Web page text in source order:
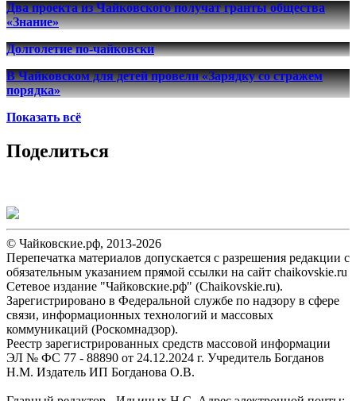
Два проекта из Чайковского получат гранты общества
«Знание»
Долголетие по-чайковски
В Чайковском для детей провели «Зарядку со стражем
порядка»
Показать всё
Поделиться
© Чайковские.рф, 2013-2026
Перепечатка материалов допускается с разрешения редакции с
обязательным указанием прямой ссылки на сайт chaikovskie.ru
Сетевое издание "Чайковские.рф" (Chaikovskie.ru).
Зарегистрировано в Федеральной службе по надзору в сфере
связи, информационных технологий и массовых
коммуникаций (Роскомнадзор).
Реестр зарегистрированных средств массовой информации
ЭЛ № ФС 77 - 88890 от 24.12.2024 г. Учредитель Богданов
Н.М. Издатель ИП Богданова О.В.